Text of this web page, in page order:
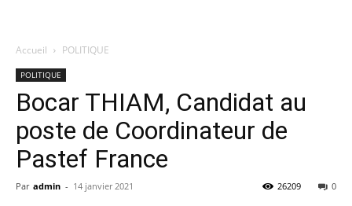
Accueil POLITIQUE
POLITIQUE
Bocar THIAM, Candidat au
poste de Coordinateur de
Pastef France
Par admin - 14 janvier 2021 0
26209